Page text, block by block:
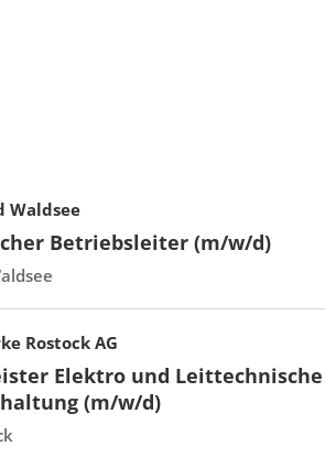
Waldsee
Betriebsleiter (m/w/d)
Rostock AG
Elektro und Leittechnische
(m/w/d)